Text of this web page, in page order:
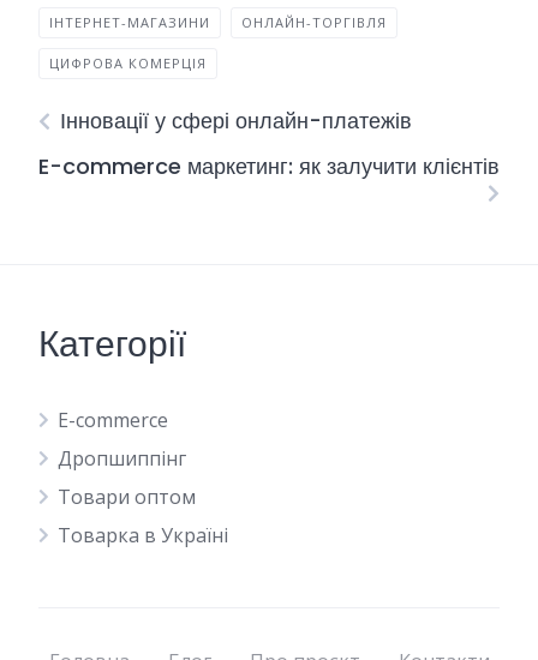
ІНТЕРНЕТ-МАГАЗИНИ ОНЛАЙН-ТОРГІВЛЯ
ЦИФРОВА КОМЕРЦІЯ
Інновації у сфері онлайн-платежів
E-commerce маркетинг: як залучити клієнтів
Категорії
E-commerce
Дропшиппінг
Товари оптом
Товарка в Україні